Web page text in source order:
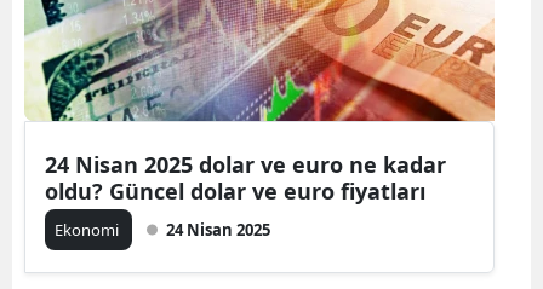
24 Nisan 2025 dolar ve euro ne kadar
oldu? Güncel dolar ve euro fiyatları
Ekonomi 24 Nisan 2025